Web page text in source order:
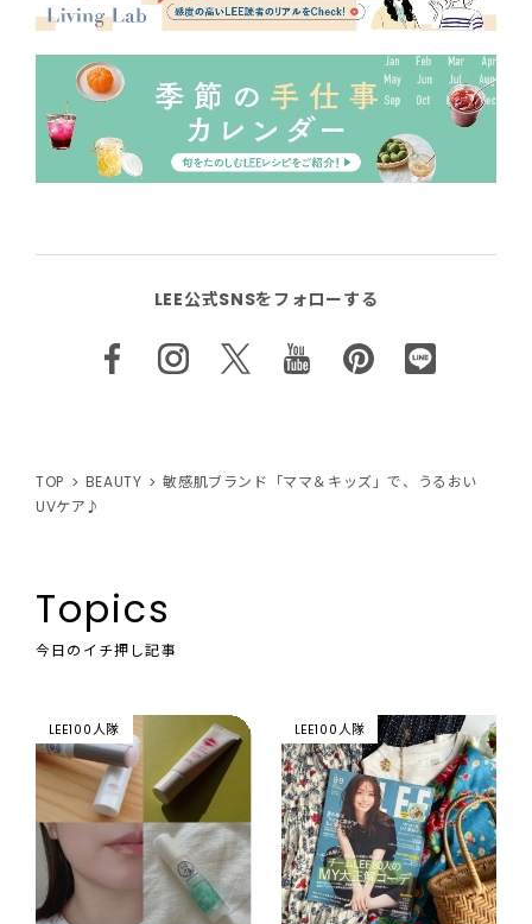
LEE公式SNSをフォローする
TOP BEAUTY
敏感肌ブランド「ママ＆キッズ」で、うるおい
UVケア♪
Topics
今日のイチ押し記事
LEE100人隊 LEE100人隊